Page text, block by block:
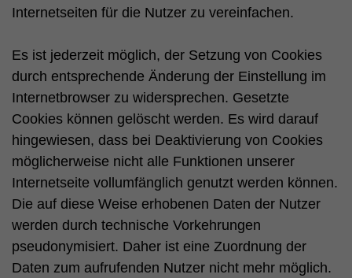
Internetseiten für die Nutzer zu vereinfachen.
Es ist jederzeit möglich, der Setzung von Cookies
durch entsprechende Änderung der Einstellung im
Internetbrowser zu widersprechen. Gesetzte
Cookies können gelöscht werden. Es wird darauf
hingewiesen, dass bei Deaktivierung von Cookies
möglicherweise nicht alle Funktionen unserer
Internetseite vollumfänglich genutzt werden können.
Die auf diese Weise erhobenen Daten der Nutzer
werden durch technische Vorkehrungen
pseudonymisiert. Daher ist eine Zuordnung der
Daten zum aufrufenden Nutzer nicht mehr möglich.